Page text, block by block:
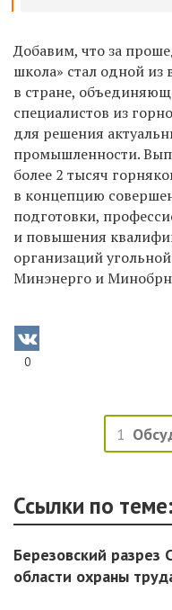
Добавим, что за
школа» стал одной
в стране,
специалистов из
для решения
промышленности.
более 2 тысяч
в концепцию
подготовки,
и повышения
организаций
Минэнерго и
0
1
Ссылки по теме:
Березовский разрез
области охраны